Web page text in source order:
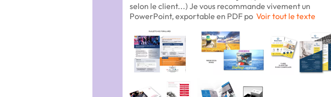
selon le client...) Je vous recommande vivement un
PowerPoint, exportable en PDF po Voir tout le texte